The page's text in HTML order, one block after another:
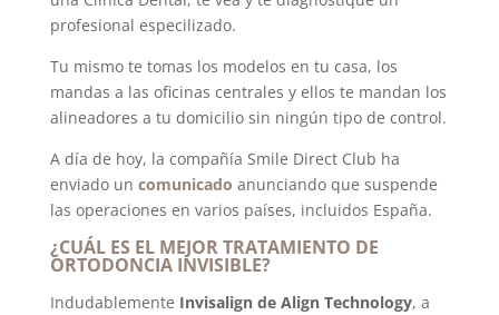
profesional especilizado.
Tu mismo te tomas los modelos en tu casa, los
mandas a las oficinas centrales y ellos te mandan los
alineadores a tu domicilio sin ningún tipo de control.
A día de hoy, la compañía Smile Direct Club ha
enviado un comunicado anunciando que suspende
las operaciones en varios países, incluidos España.
¿CUÁL ES EL MEJOR TRATAMIENTO DE
ORTODONCIA INVISIBLE?
Indudablemente Invisalign de Align Technology, a